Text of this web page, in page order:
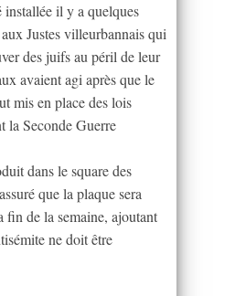
il y a quelques
Justes villeurbannais qui
des juifs au péril de leur
avaient agi après que le
mis en place des lois
la Seconde Guerre
dans le square des
que la plaque sera
fin de la semaine, ajoutant
ne doit être